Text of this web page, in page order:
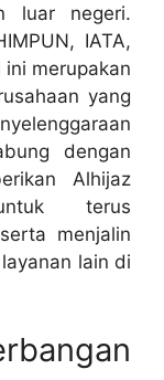
luar negeri.
IATA,
ini merupakan
yang
dengan
Alhijaz
terus
menjalin
lain di